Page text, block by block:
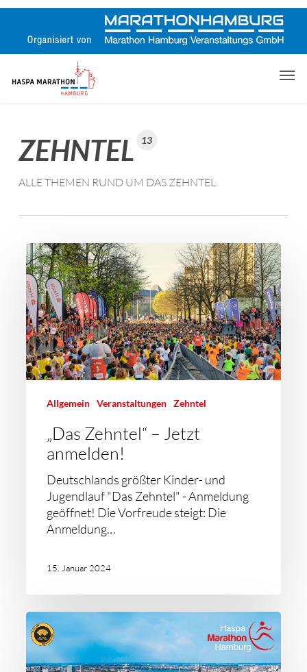
Skip
content
ZEHNTEL 13
ALLE THEMEN RUND UM DAS ZEHNTEL.
Allgemein Veranstaltungen Zehntel
„Das Zehntel“ – Jetzt
anmelden!
Deutschlands größter Kinder- und
Jugendlauf "Das Zehntel" - Anmeldung
geöffnet! Die Vorfreude steigt: Die
Anmeldung…
15. Januar 2024